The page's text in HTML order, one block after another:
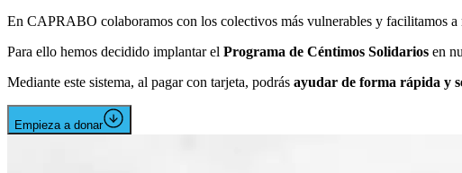
En CAPRABO colaboramos con los colectivos más vulnerables y facilitamos a
Para ello hemos decidido implantar el Programa de Céntimos Solidarios en
Mediante este sistema, al pagar con tarjeta, podrás ayudar de forma rápida y
Empieza a donar